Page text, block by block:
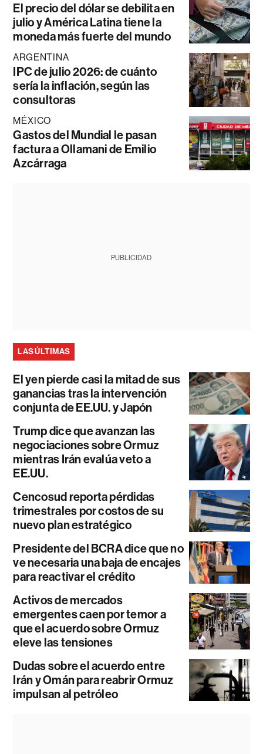
El precio del dólar se debilita en
julio y América Latina tiene la
moneda más fuerte del mundo
ARGENTINA
IPC de julio 2026: de cuánto
sería la inflación, según las
consultoras
MÉXICO
Gastos del Mundial le pasan
factura a Ollamani de Emilio
Azcárraga
PUBLICIDAD
LAS ÚLTIMAS
El yen pierde casi la mitad de sus
ganancias tras la intervención
conjunta de EE.UU. y Japón
Trump dice que avanzan las
negociaciones sobre Ormuz
mientras Irán evalúa veto a
EE.UU.
Cencosud reporta pérdidas
trimestrales por costos de su
nuevo plan estratégico
Presidente del BCRA dice que no
ve necesaria una baja de encajes
para reactivar el crédito
Activos de mercados
emergentes caen por temor a
que el acuerdo sobre Ormuz
eleve las tensiones
Dudas sobre el acuerdo entre
Irán y Omán para reabrir Ormuz
impulsan al petróleo